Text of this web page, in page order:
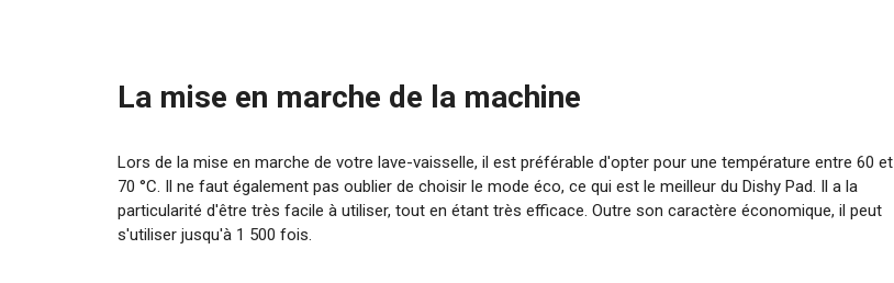
La mise en marche de la machine
Lors de la mise en marche de votre lave-vaisselle, il est préférable d'opter pour une température entre 60 et
70 °C. Il ne faut également pas oublier de choisir le mode éco, ce qui est le meilleur du Dishy Pad. Il a la
particularité d'être très facile à utiliser, tout en étant très efficace. Outre son caractère économique, il peut
s'utiliser jusqu'à 1 500 fois.